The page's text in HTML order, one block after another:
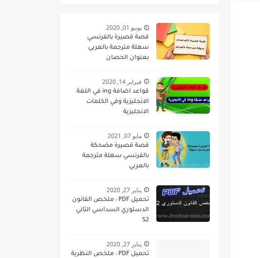
يونيو 01, 2020
قصة قصيرة بالفرنسي
سهلة مترجمة بالعربي
بعنوان الحصان
فبراير 14, 2020
قواعد اضافة ing في اللغة
الانجليزية وفي الكلمات
الانجليزية
مايو 07, 2021
قصة قصيرة مضحكة
بالفرنسي سهلة مترجمة
بالعربي
يناير 27, 2020
تحميل PDF : ملخص القانون
الدستوري السداسي الثاني
S2
يناير 27, 2020
تحميل PDF : ملخص النظرية